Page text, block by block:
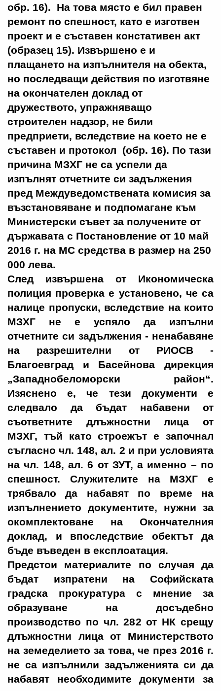
обр. 16). На това място е бил правен
ремонт по спешност, като е изготвен
проект и е съставен констативен акт
(образец 15). Извършено е и
плащането на изпълнителя на обекта,
но последващи действия по изготвяне
на окончателен доклад от
дружеството, упражняващо
строителен надзор, не били
предприети, вследствие на което не е
съставен и протокол (обр. 16). По тази
причина МЗХГ не са успели да
изпълнят отчетните си задължения
пред Междуведомствената комисия за
възстановяване и подпомагане към
Министерски съвет за получените от
държавата с Постановление от 10 май
2016 г. на МС средства в размер на 250
000 лева.
След извършена от Икономическа
полиция проверка е установено, че са
налице пропуски, вследствие на които
МЗХГ не е успяло да изпълни
отчетните си задължения - ненабавяне
на разрешителни от РИОСВ -
Благоевград и Басейнова дирекция
„Западнобеломорски район“.
Изяснено е, че тези документи е
следвало да бъдат набавени от
съответните длъжностни лица от
МЗХГ, тъй като строежът е започнал
съгласно чл. 148, ал. 2 и при условията
на чл. 148, ал. 6 от ЗУТ, а именно – по
спешност. Служителите на МЗХГ е
трябвало да набавят по време на
изпълнението документите, нужни за
окомплектоване на Окончателния
доклад, и впоследствие обектът да
бъде въведен в експлоатация.
Предстои материалите по случая да
бъдат изпратени на Софийската
градска прокуратура с мнение за
образуване на досъдебно
производство по чл. 282 от НК срещу
длъжностни лица от Министерството
на земеделието за това, че през 2016 г.
не са изпълнили задълженията си да
набавят необходимите документи за